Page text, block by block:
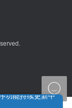
功能持续更新中
